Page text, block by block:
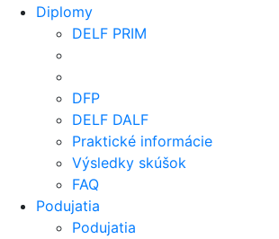
Diplomy
DELF PRIM
DFP
DELF DALF
Praktické informácie
Výsledky skúšok
FAQ
Podujatia
Podujatia